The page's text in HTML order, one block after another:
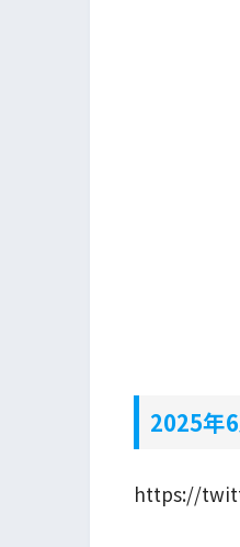
2025年
https://